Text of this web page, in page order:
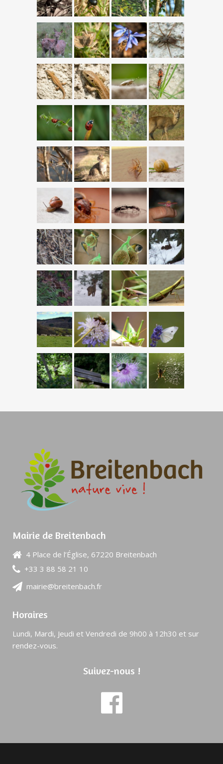
Mairie de Breitenbach
4 Place de l’Église, 67220 Breitenbach
+33 3 88 58 21 10
mairie@breitenbach.fr
Horaires
Lundi, Mardi, Jeudi et Vendredi de 9h00 à 12h30 et sur
rendez-vous.
Suivez-nous !